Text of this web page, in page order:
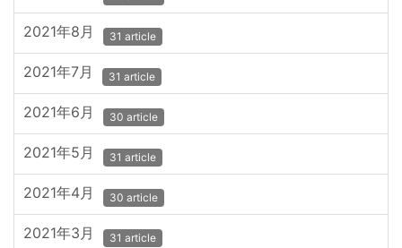
2021年8月 31 article
2021年7月 31 article
2021年6月 30 article
2021年5月 31 article
2021年4月 30 article
2021年3月 31 article